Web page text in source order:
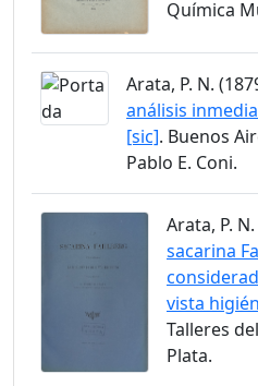
Química
Arata, P. N.
análisis
[sic]. Buenos
Pablo E. Coni.
Arata, P.
sacarina
vista
Talleres
Plata.